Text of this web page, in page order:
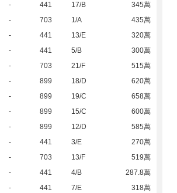
- 441 17/B
345萬
- 703 1/A
435萬
- 441 13/E
320萬
- 441 5/B
300萬
- 703 21/F
515萬
- 899 18/D
620萬
- 899 19/C
658萬
- 899 15/C
600萬
- 899 12/D
585萬
- 441 3/E
270萬
- 703 13/F
519萬
- 441 4/B
287.8萬
- 441 7/E
318萬